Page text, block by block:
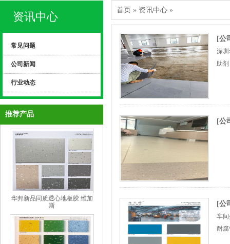
资讯中心
常见问题
公司新闻
行业动态
推荐产品
华邦新品同质透心地板胶 维加
斯
首页 » 资讯中心 »
[公
深
助
[公
[公
车
耐